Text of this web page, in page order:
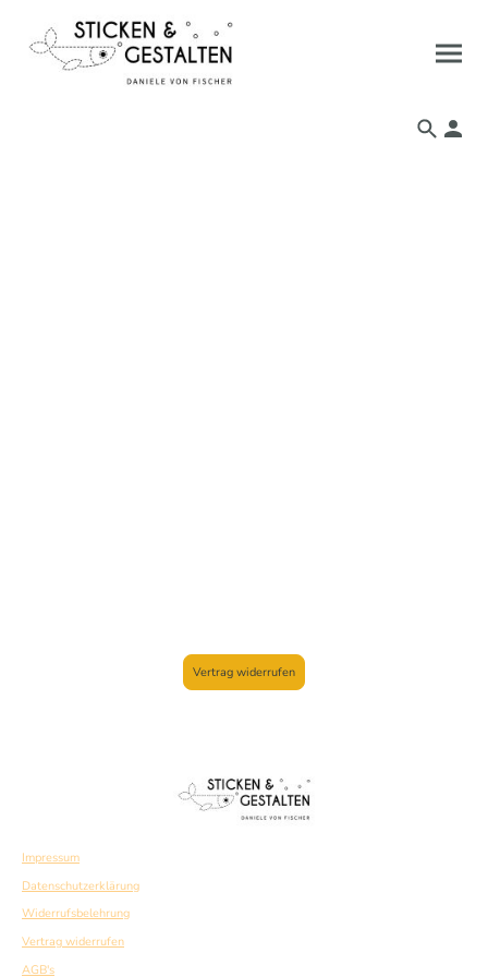
Vertrag widerrufen
Impressum
Datenschutzerklärung
Widerrufsbelehrung
Vertrag widerrufen
AGB's